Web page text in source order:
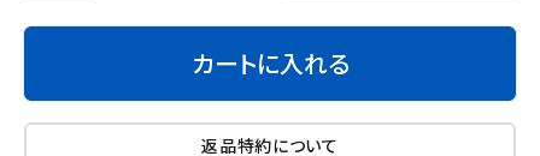
カートに入れる
返品特約について